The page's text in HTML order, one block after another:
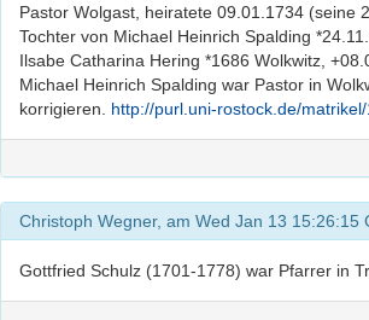
Pastor Wolgast, heiratete 09.01.1734 (seine
Tochter von Michael Heinrich Spalding
Ilsabe Catharina Hering *1686 Wolkwitz,
Michael Heinrich Spalding war Pastor in
korrigieren. http://purl.uni-rostock.de/
Christoph Wegner, am Wed Jan 13 15:26:15
Gottfried Schulz (1701-1778) war Pfarrer in